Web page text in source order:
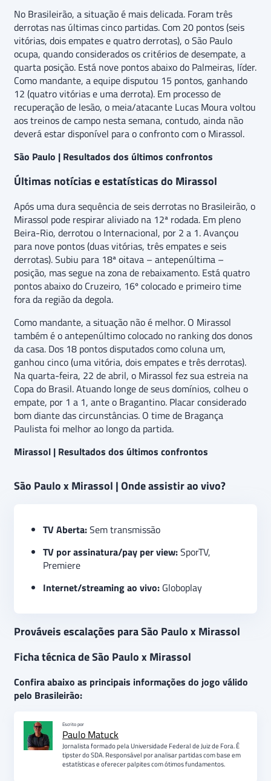
No Brasileirão, a situação é mais delicada. Foram três
derrotas nas últimas cinco partidas. Com 20 pontos (seis
vitórias, dois empates e quatro derrotas), o São Paulo
ocupa, quando considerados os critérios de desempate, a
quarta posição. Está nove pontos abaixo do Palmeiras, líder.
Como mandante, a equipe disputou 15 pontos, ganhando
12 (quatro vitórias e uma derrota). Em processo de
recuperação de lesão, o meia/atacante Lucas Moura voltou
aos treinos de campo nesta semana, contudo, ainda não
deverá estar disponível para o confronto com o Mirassol.
São Paulo | Resultados dos últimos confrontos
Últimas notícias e estatísticas do Mirassol
Após uma dura sequência de seis derrotas no Brasileirão, o
Mirassol pode respirar aliviado na 12ª rodada. Em pleno
Beira-Rio, derrotou o Internacional, por 2 a 1. Avançou
para nove pontos (duas vitórias, três empates e seis
derrotas). Subiu para 18ª oitava – antepenúltima –
posição, mas segue na zona de rebaixamento. Está quatro
pontos abaixo do Cruzeiro, 16º colocado e primeiro time
fora da região da degola.
Como mandante, a situação não é melhor. O Mirassol
também é o antepenúltimo colocado no ranking dos donos
da casa. Dos 18 pontos disputados como coluna um,
ganhou cinco (uma vitória, dois empates e três derrotas).
Na quarta-feira, 22 de abril, o Mirassol fez sua estreia na
Copa do Brasil. Atuando longe de seus domínios, colheu o
empate, por 1 a 1, ante o Bragantino. Placar considerado
bom diante das circunstâncias. O time de Bragança
Paulista foi melhor ao longo da partida.
Mirassol | Resultados dos últimos confrontos
São Paulo x Mirassol | Onde assistir ao vivo?
TV Aberta:Sem transmissão
TV por assinatura/pay per view:SporTV,
Premiere
Internet/streaming ao vivo: Globoplay
Prováveis escalações para São Paulo x Mirassol
Ficha técnica de São Paulo x Mirassol
Confira abaixo as principais informações do jogo válido
pelo Brasileirão:
Escrito por
Paulo Matuck
Jornalista formado pela Universidade Federal de Juiz de Fora. É
tipster do SDA. Responsável por analisar partidas com base em
estatísticas e oferecer palpites com ótimos fundamentos.